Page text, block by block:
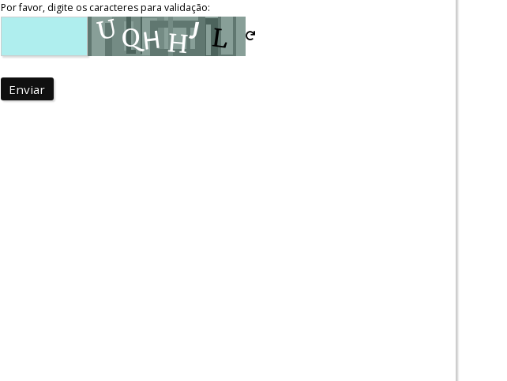
Por favor, digite os caracteres para validação:
Enviar